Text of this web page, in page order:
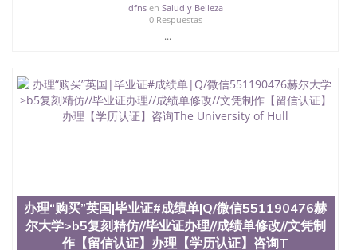
dfnsen Salud y Belleza
0 Respuestas
...
办理“购买”英国|毕业证#成绩单|Q/微信551190476赫
尔大学>b5复刻精仿//毕业证办理//成绩单修改//文凭制
作【留信认证】办理【学历认证】咨询T